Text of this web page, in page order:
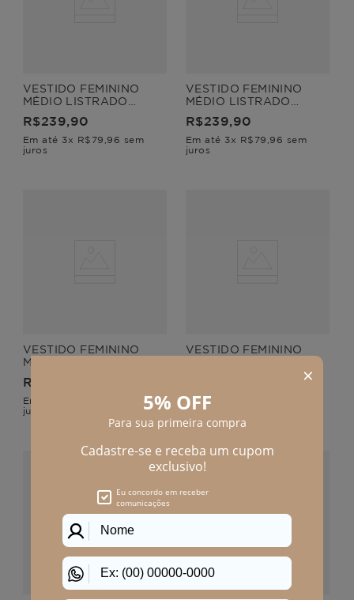
VESTIDO FEMININO
MÉDIO LISTRADO
R$239,90
Em até 3x R$ 79 96 sem
juros
VESTIDO FEMININO
MÉDIO LISTRADO
R$239,90
Em até 3x R$ 79 96 sem
juros
VESTIDO FEMININO
MÉDIO ALFAIATARIA
R$
Em até
sem
juros
VESTIDO FEMININO
Em até
juros